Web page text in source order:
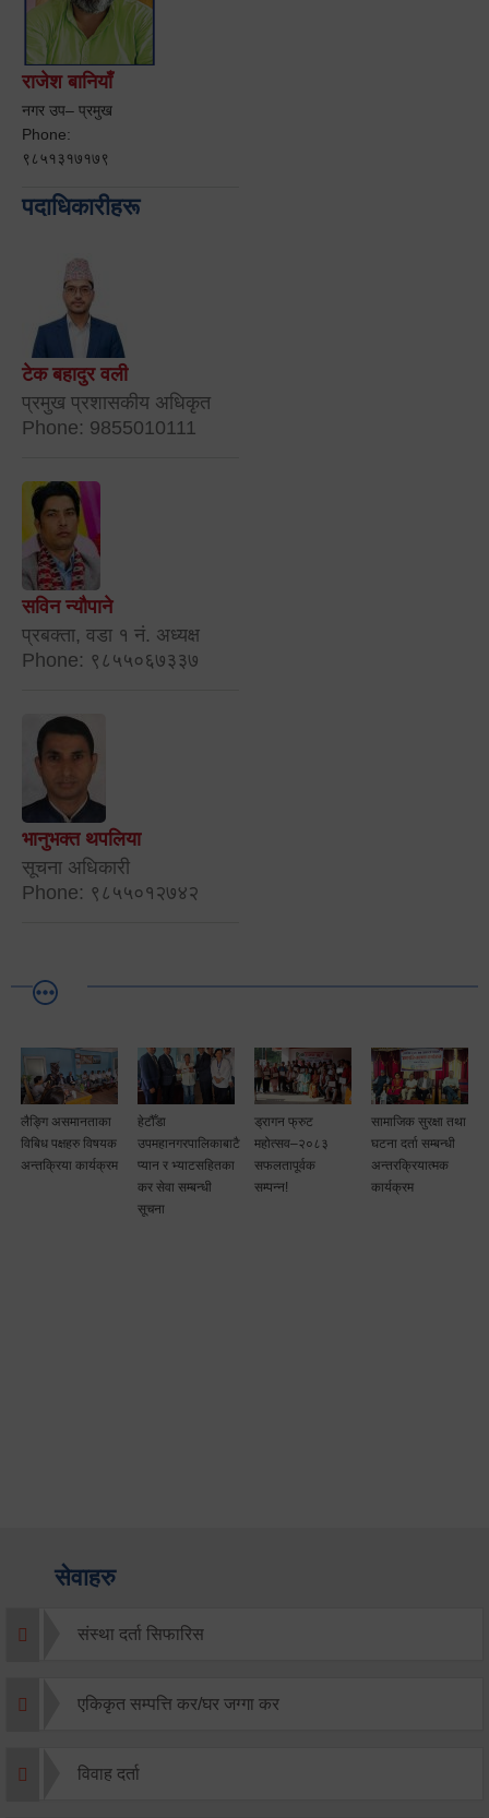
राजेश बानियाँ
नगर उप– प्रमुख
Phone:
९८५१३१७१७९
पदाधिकारीहरू
टेक बहादुर वली
प्रमुख प्रशासकीय अधिकृत
Phone: 9855010111
सविन न्यौपाने
प्रबक्ता, वडा १ नं. अध्यक्ष
Phone: ९८५५०६७३३७
भानुभक्त थपलिया
सूचना अधिकारी
Phone: ९८५५०१२७४२
लैङ्गि असमानताका
विबिध पक्षहरु विषयक
अन्तक्रिया कार्यक्रम
हेटौँडा
उपमहानगरपालिकाबाटै
प्यान र भ्याटसहितका
कर सेवा सम्बन्धी
सूचना
ड्रागन फ्रुट
महोत्सव–२०८३
सफलतापूर्वक
सम्पन्न!
सामाजिक सुरक्षा तथा
घटना दर्ता सम्बन्धी
अन्तरक्रियात्मक
कार्यक्रम
सेवाहरु
संस्था दर्ता सिफारिस
एकिकृत सम्पत्ति कर/घर जग्गा कर
विवाह दर्ता